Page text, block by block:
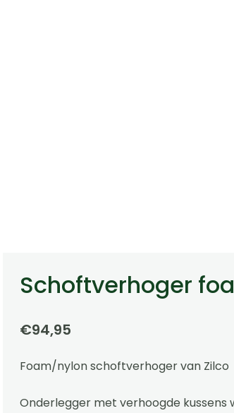
Schoftverhoger
€94,95
Foam/nylon schoftverhoger van Zilco
Onderlegger met verhoogde kussens